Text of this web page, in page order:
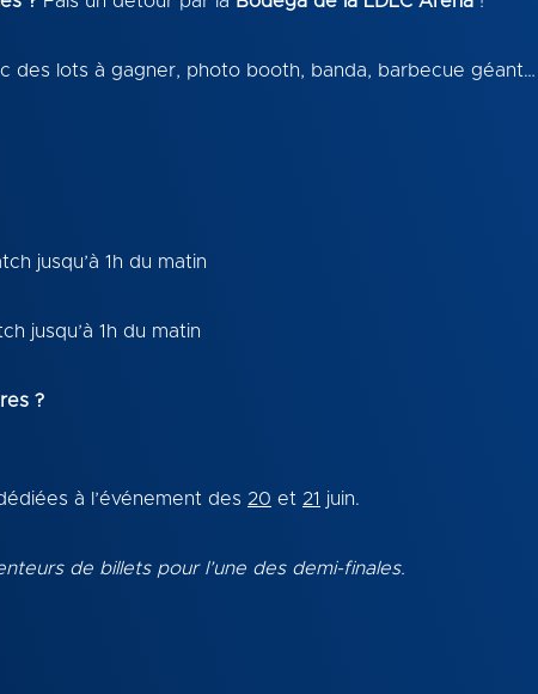
des lots à gagner, photo booth, banda, barbecue
jusqu’à 1h du matin
jusqu’à 1h du matin
?
à l’événement des 20 et 21 juin.
de billets pour l’une des demi-finales.